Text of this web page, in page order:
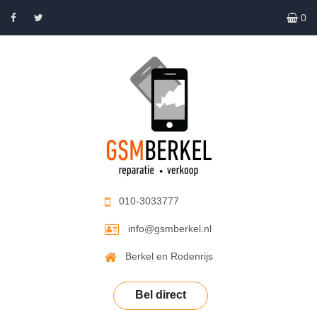
0
010-3033777
info@gsmberkel.nl
Berkel en Rodenrijs
Bel direct